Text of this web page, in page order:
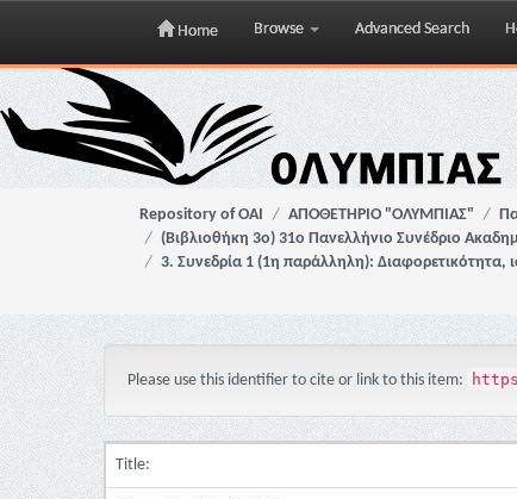
Skip
navigation
Home Browse Advanced Search
Repository of OAI ΑΠΟΘΕΤΗΡΙΟ "ΟΛΥΜΠΙΑΣ"
(Βιβλιοθήκη 3ο) 31ο Πανελλήνιο Συνέδριο
3. Συνεδρία 1 (1η παράλληλη): Διαφορετικότητα,
Please use this identifier to cite or link to this item:
Title: